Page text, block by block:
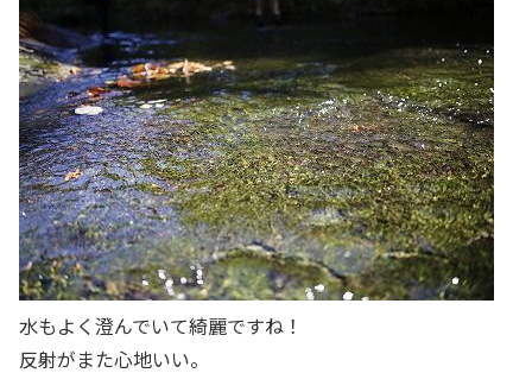
水もよく澄んでいて綺麗ですね！
反射がまた心地いい。